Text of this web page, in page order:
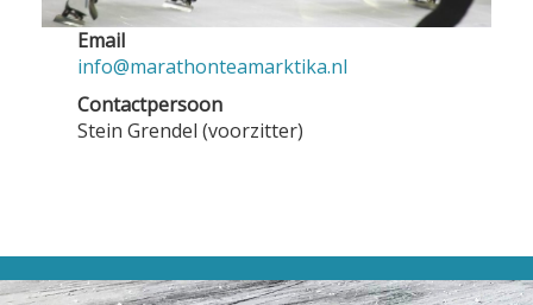
Email
info@marathonteamarktika.nl
Contactpersoon
Stein Grendel (voorzitter)